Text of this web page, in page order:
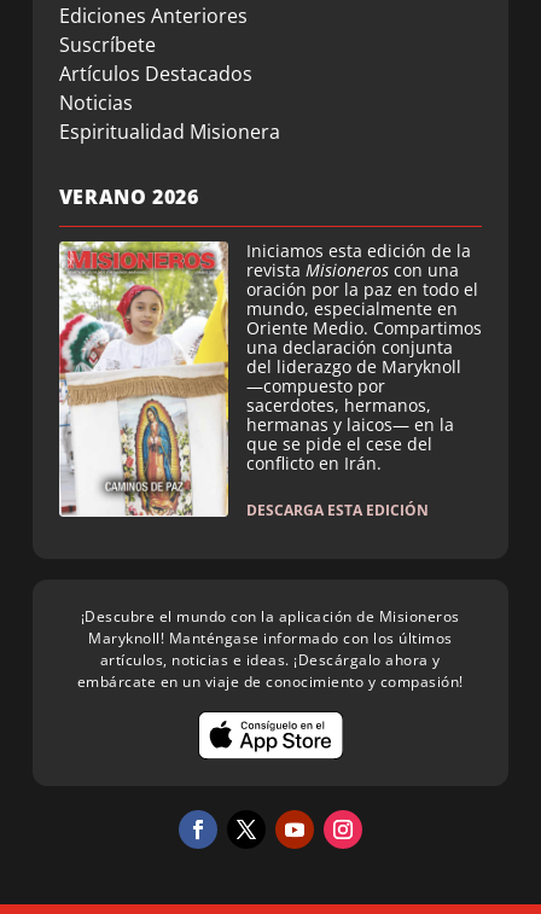
Ediciones Anteriores
Suscríbete
Artículos Destacados
Noticias
Espiritualidad Misionera
VERANO 2026
Iniciamos esta edición de la
revista Misioneros con una
oración por la paz en todo el
mundo, especialmente en
Oriente Medio. Compartimos
una declaración conjunta
del liderazgo de Maryknoll
—compuesto por
sacerdotes, hermanos,
hermanas y laicos— en la
que se pide el cese del
conflicto en Irán.
DESCARGA ESTA EDICIÓN
¡Descubre el mundo con la aplicación de Misioneros
Maryknoll! Manténgase informado con los últimos
artículos, noticias e ideas. ¡Descárgalo ahora y
embárcate en un viaje de conocimiento y compasión!